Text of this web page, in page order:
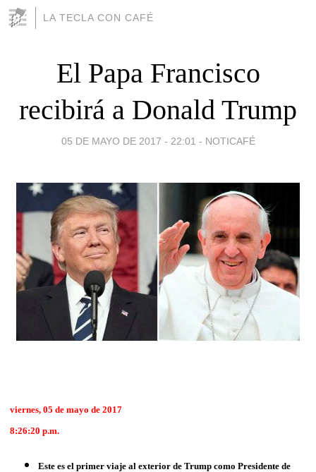
LA TECLA CON CAFÉ
El Papa Francisco
recibirá a Donald Trump
05 DE MAYO DE 2017 - 22:01 - NOTICAFÉ
viernes, 05 de mayo de 2017
8:26:20 p.m.
Este es el primer viaje al exterior de Trump como Presidente de